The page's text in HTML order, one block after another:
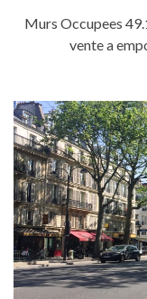
Murs Occupees
vente a